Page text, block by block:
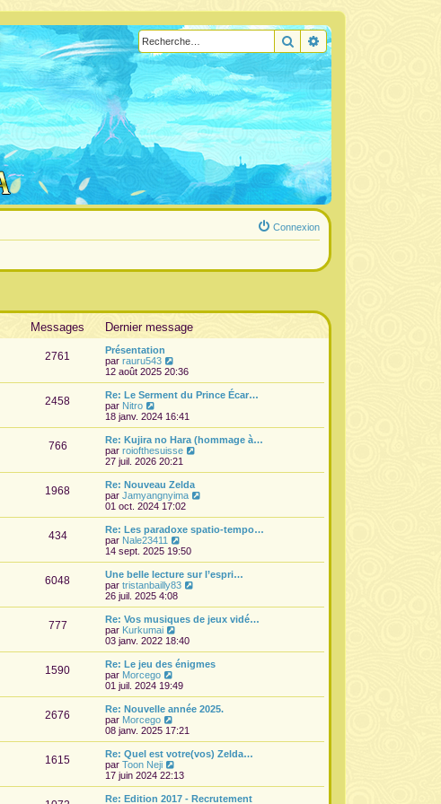
RechercherRecherche avancée
Connexion
Messages
Dernier message
2761
Présentation
par rauru543
o
i
r
e
e
r
n
i
r
m
e
s
s
a
g
e
12 août 2025 20:36
2458
Re: Le Serment du Prince Écar…
par Nitro
o
i
r
l
e
r
n
i
r
m
e
s
s
a
g
e
18 janv. 2024 16:41
766
Re: Kujira no Hara (hommage à…
par roiofthesuisse
i
l
e
r
r
s
s
e
27 juil. 2026 20:21
1968
Re: Nouveau Zelda
par Jamyangnyima
i
r
e
r
r
s
s
e
01 oct. 2024 17:02
434
Re: Les paradoxe spatio-tempo…
par Nale23411
o
i
r
l
e
r
n
i
r
e
s
s
g
e
14 sept. 2025 19:50
6048
Une belle lecture sur l’espri…
par tristanbailly83
i
r
r
r
s
s
e
26 juil. 2025 4:08
777
Re: Vos musiques de jeux vidé…
par Kurkumai
o
i
r
e
r
n
i
r
e
s
s
03 janv. 2022 18:40
1590
Re: Le jeu des énigmes
par Morcego
o
i
r
e
e
r
n
i
01 juil. 2024 19:49
2676
Re: Nouvelle année 2025.
par Morcego
o
i
r
l
e
e
08 janv. 2025 17:21
1615
Re: Quel est votre(vos) Zelda…
par Toon Neji
o
i
r
17 juin 2024 22:13
Re: Edition 2017 - Recrutement